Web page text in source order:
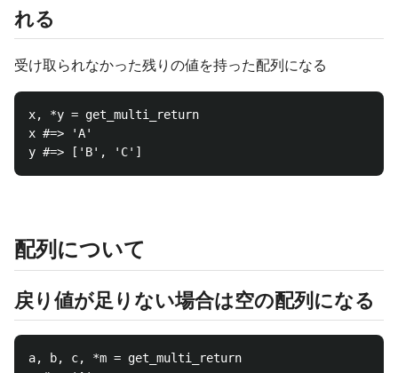
れる
受け取られなかった残りの値を持った配列になる
x, *y = get_multi_return
x #=> 'A'
配列について
戻り値が足りない場合は空の配列になる
a, b, c, *m = get_multi_return